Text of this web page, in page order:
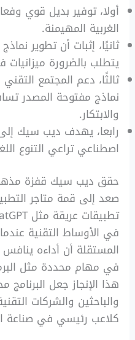
أولا، توفير بديل قوي
الغربية المهيمنة.
ثانيًا، إثبات أن تطوير
يتطلب بالضرورة ميزانيات
ثالثًا، دعم المجتمع
نماذج مفتوحة المصدر
والابتكار.
رابعا، يهدف ديب سيك
اصطناعي تراعي التنوع
حقق ديب سيك قفزة
صعد إلى قمة متاجر
في الأوساط التقنية
المستقلة أن أداءه
في مهام محددة مثل
هذا الإنجاز جعل
والباحثين والشركات
كلاعب رئيسي في صناعة